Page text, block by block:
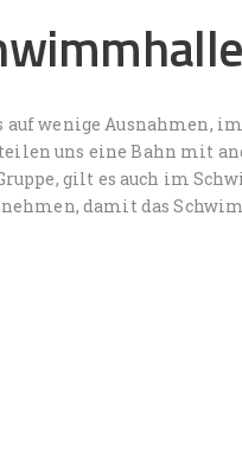
wenige Ausnahmen,
uns eine Bahn mit
gilt es auch im
damit das